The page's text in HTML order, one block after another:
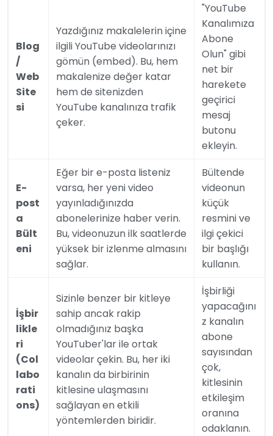
Blog
/
Web
Site
si
Yazdığınız makalelerin içine
ilgili YouTube videolarınızı
gömün (embed). Bu, hem
makalenize değer katar
hem de sitenizden
YouTube kanalınıza trafik
çeker.
"YouTube
Kanalımıza
Abone
Olun" gibi
net bir
harekete
geçirici
mesaj
butonu
ekleyin.
E-
post
a
Bült
eni
Eğer bir e-posta listeniz
varsa, her yeni video
yayınladığınızda
abonelerinize haber verin.
Bu, videonuzun ilk saatlerde
yüksek bir izlenme almasını
sağlar.
Bültende
videonun
küçük
resmini ve
ilgi çekici
bir başlığı
kullanın.
İşbir
likle
ri
(Col
labo
rati
ons)
Sizinle benzer bir kitleye
sahip ancak rakip
olmadığınız başka
YouTuber'lar ile ortak
videolar çekin. Bu, her iki
kanalın da birbirinin
kitlesine ulaşmasını
sağlayan en etkili
yöntemlerden biridir.
İşbirliği
yapacağını
z kanalın
abone
sayısından
çok,
kitlesinin
etkileşim
oranına
odaklanın.